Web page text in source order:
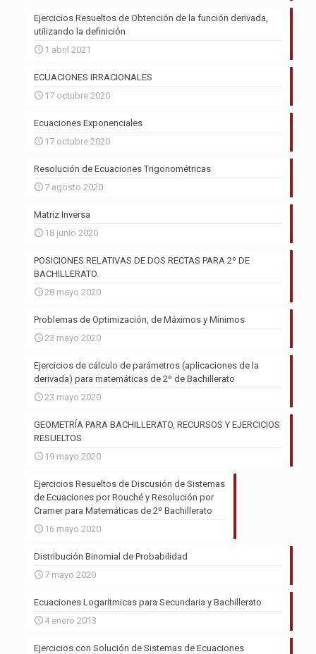
Ejercicios Resueltos de Obtención de la función derivada,
utilizando la definición
1 abril 2021
ECUACIONES IRRACIONALES
17 octubre 2020
Ecuaciones Exponenciales
17 octubre 2020
Resolución de Ecuaciones Trigonométricas
7 agosto 2020
Matriz Inversa
18 junio 2020
POSICIONES RELATIVAS DE DOS RECTAS PARA 2º DE
BACHILLERATO.
28 mayo 2020
Problemas de Optimización, de Máximos y Mínimos
23 mayo 2020
Ejercicios de cálculo de parámetros (aplicaciones de la
derivada) para matemáticas de 2º de Bachillerato
23 mayo 2020
GEOMETRÍA PARA BACHILLERATO, RECURSOS Y EJERCICIOS
RESUELTOS
19 mayo 2020
Ejercicios Resueltos de Discusión de Sistemas
de Ecuaciones por Rouché y Resolución por
Cramer para Matemáticas de 2º Bachillerato
16 mayo 2020
Distribución Binomial de Probabilidad
7 mayo 2020
Ecuaciones Logarítmicas para Secundaria y Bachillerato
4 enero 2013
Ejercicios con Solución de Sistemas de Ecuaciones